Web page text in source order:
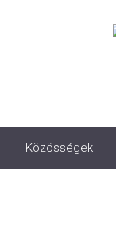
Közösségek